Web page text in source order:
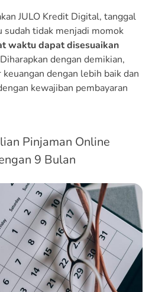
JULO Kredit Digital, tanggal
sudah tidak menjadi momok
waktu dapat disesuaikan
dengan demikian,
dengan lebih baik dan
kewajiban pembayaran
Pinjaman Online
9 Bulan